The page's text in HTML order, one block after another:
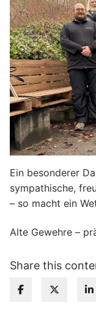
Ein besonderer
sympathische,
– so macht ein
Alte Gewehre –
Share this